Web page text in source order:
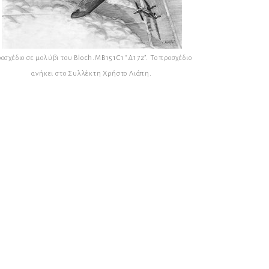
σε μολύβι του Bloch.MB151C1 “Δ172”. Το προσχέδιο
ανήκει στο Συλλέκτη Χρήστο Λιάπη.